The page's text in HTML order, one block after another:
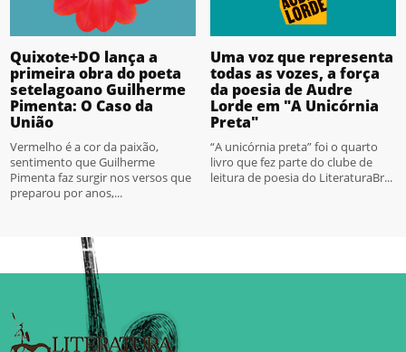
Quixote+DO lança a
primeira obra do poeta
setelagoano Guilherme
Pimenta: O Caso da
União
Vermelho é a cor da paixão,
sentimento que Guilherme
Pimenta faz surgir nos versos que
preparou por anos,...
Uma voz que representa
todas as vozes, a força
da poesia de Audre
Lorde em "A Unicórnia
Preta"
“A unicórnia preta” foi o quarto
livro que fez parte do clube de
leitura de poesia do LiteraturaBr...